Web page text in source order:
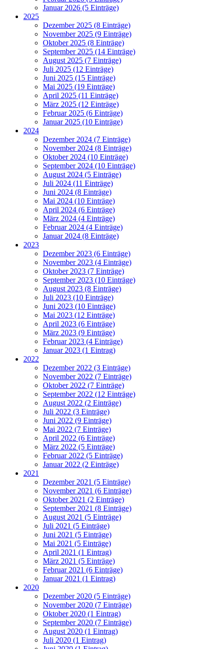
Januar 2026 (5 Einträge)
2025
Dezember 2025 (8 Einträge)
November 2025 (9 Einträge)
Oktober 2025 (8 Einträge)
September 2025 (14 Einträge)
August 2025 (7 Einträge)
Juli 2025 (12 Einträge)
Juni 2025 (15 Einträge)
Mai 2025 (19 Einträge)
April 2025 (11 Einträge)
März 2025 (12 Einträge)
Februar 2025 (6 Einträge)
Januar 2025 (10 Einträge)
2024
Dezember 2024 (7 Einträge)
November 2024 (8 Einträge)
Oktober 2024 (10 Einträge)
September 2024 (10 Einträge)
August 2024 (5 Einträge)
Juli 2024 (11 Einträge)
Juni 2024 (8 Einträge)
Mai 2024 (10 Einträge)
April 2024 (6 Einträge)
März 2024 (4 Einträge)
Februar 2024 (4 Einträge)
Januar 2024 (8 Einträge)
2023
Dezember 2023 (6 Einträge)
November 2023 (4 Einträge)
Oktober 2023 (7 Einträge)
September 2023 (10 Einträge)
August 2023 (8 Einträge)
Juli 2023 (10 Einträge)
Juni 2023 (10 Einträge)
Mai 2023 (12 Einträge)
April 2023 (6 Einträge)
März 2023 (9 Einträge)
Februar 2023 (4 Einträge)
Januar 2023 (1 Eintrag)
2022
Dezember 2022 (3 Einträge)
November 2022 (7 Einträge)
Oktober 2022 (7 Einträge)
September 2022 (12 Einträge)
August 2022 (2 Einträge)
Juli 2022 (3 Einträge)
Juni 2022 (9 Einträge)
Mai 2022 (7 Einträge)
April 2022 (6 Einträge)
März 2022 (5 Einträge)
Februar 2022 (5 Einträge)
Januar 2022 (2 Einträge)
2021
Dezember 2021 (5 Einträge)
November 2021 (6 Einträge)
Oktober 2021 (2 Einträge)
September 2021 (8 Einträge)
August 2021 (5 Einträge)
Juli 2021 (5 Einträge)
Juni 2021 (5 Einträge)
Mai 2021 (5 Einträge)
April 2021 (1 Eintrag)
März 2021 (5 Einträge)
Februar 2021 (6 Einträge)
Januar 2021 (1 Eintrag)
2020
Dezember 2020 (5 Einträge)
November 2020 (7 Einträge)
Oktober 2020 (1 Eintrag)
September 2020 (7 Einträge)
August 2020 (1 Eintrag)
Juli 2020 (1 Eintrag)